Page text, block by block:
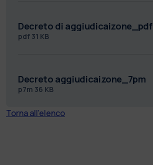
Decreto di aggiudicaizone_pdf
pdf 31 KB
Decreto aggiudicaizone_7pm
p7m 36 KB
Torna all'elenco